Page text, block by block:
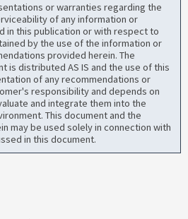
or warranties regarding the
of any information or
in this publication or with respect to
by the use of the information or
provided herein. The
is distributed AS IS and the use of this
of any recommendations or
responsibility and depends on
and integrate them into the
This document and the
may be used solely in connection with
in this document.